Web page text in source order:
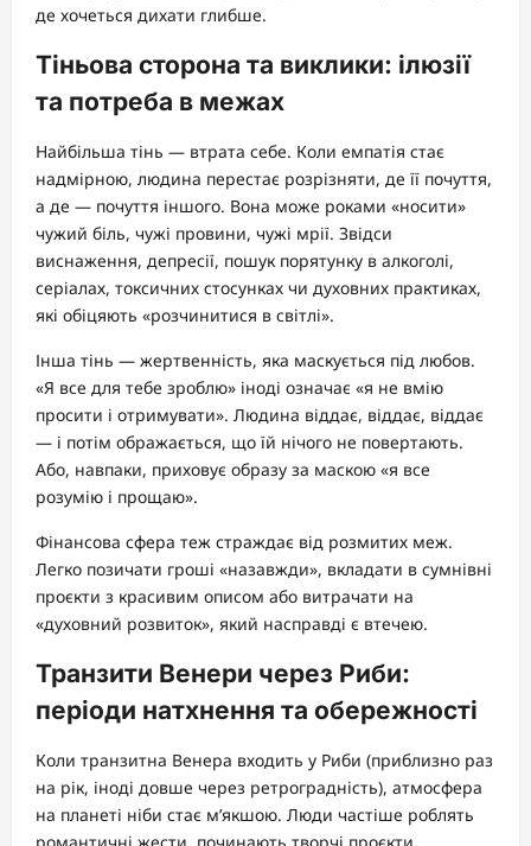
де хочеться дихати глибше.
Тіньова сторона та виклики: ілюзії
та потреба в межах
Найбільша тінь — втрата себе. Коли емпатія стає
надмірною, людина перестає розрізняти, де її почуття,
а де — почуття іншого. Вона може роками «носити»
чужий біль, чужі провини, чужі мрії. Звідси
виснаження, депресії, пошук порятунку в алкоголі,
серіалах, токсичних стосунках чи духовних практиках,
які обіцяють «розчинитися в світлі».
Інша тінь — жертвенність, яка маскується під любов.
«Я все для тебе зроблю» іноді означає «я не вмію
просити і отримувати». Людина віддає, віддає, віддає
— і потім ображається, що їй нічого не повертають.
Або, навпаки, приховує образу за маскою «я все
розумію і прощаю».
Фінансова сфера теж страждає від розмитих меж.
Легко позичати гроші «назавжди», вкладати в сумнівні
проєкти з красивим описом або витрачати на
«духовний розвиток», який насправді є втечею.
Транзити Венери через Риби:
періоди натхнення та обережності
Коли транзитна Венера входить у Риби (приблизно раз
на рік, іноді довше через ретроградність), атмосфера
на планеті ніби стає м’якшою. Люди частіше роблять
романтичні жести, починають творчі проєкти,